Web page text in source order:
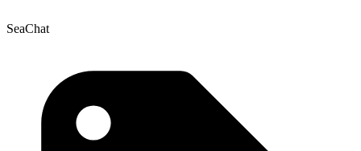
SeaChat